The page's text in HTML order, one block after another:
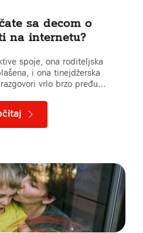
sa decom o
na internetu?
spoje, ona roditeljska
i ona tinejdžerska
vrlo brzo pređu…